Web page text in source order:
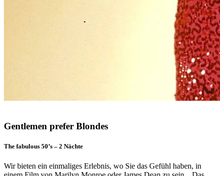
Gentlemen prefer Blondes
The fabulous 50’s – 2 Nächte
Wir bieten ein einmaliges Erlebnis, wo Sie das Gefühl haben, in